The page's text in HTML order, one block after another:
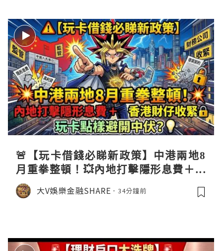
🚨【玩卡借錢必睇新政策】中港兩地8
月重拳整頓！💥內地打擊隱形息費＋香
港財仔收緊🔒，玩卡點樣避開中伏？💡
大V娛樂金融SHARE 34分鐘前